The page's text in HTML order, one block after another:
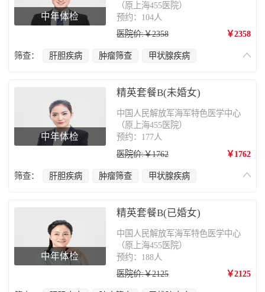
中年体检
（原上海455医院）
预约：104人
医院价:￥2358
￥2358
筛查： 肝胆疾病 肿瘤筛查
甲状腺疾病
中年体检
精英套餐B(未婚女)
中国人民解放军海军特色医学中心
（原上海455医院）
预约：177人
医院价:￥1762
￥1762
筛查： 肝胆疾病 肿瘤筛查
甲状腺疾病
中年体检
精英套餐B(已婚女)
中国人民解放军海军特色医学中心
（原上海455医院）
预约：188人
医院价:￥2125
￥2125